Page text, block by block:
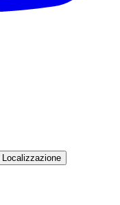
Localizzazione